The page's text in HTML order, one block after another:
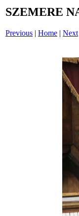
SZEMERE
Previous | Home | Next